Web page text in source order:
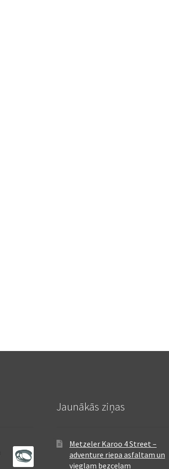
Jaunākās ziņas
Metzeler Karoo 4 Street –
adventure riepa asfaltam un
vieglam bezceļam